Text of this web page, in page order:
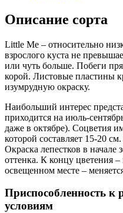
Описание сорта
Little Me – относительно
взрослого куста не
или чуть больше. Побеги
корой. Листовые пластины
изумрудную окраску.
Наибольший интерес
приходится на июль-
даже в октябре). Соцветия
которой составляет 15-20
Окраска лепестков в начале
оттенка. К концу цветения
освещенном месте –
Приспособленность
условиям